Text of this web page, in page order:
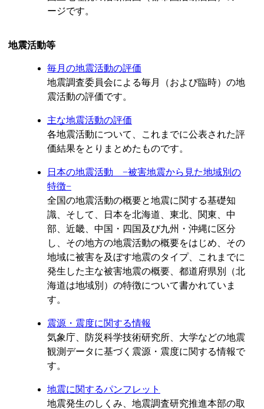
ージです。
震活動等
毎月の地震活動の評価
地震調査委員会による毎月（および臨時）の地
震活動の評価です。
主な地震活動の評価
各地震活動について、これまでに公表された評
価結果をとりまとめたものです。
日本の地震活動 −被害地震から見た地域別の
特徴−
全国の地震活動の概要と地震に関する基礎知
識、そして、日本を北海道、東北、関東、中
部、近畿、中国・四国及び九州・沖縄に区分
し、その地方の地震活動の概要をはじめ、その
地域に被害を及ぼす地震のタイプ、これまでに
発生した主な被害地震の概要、都道府県別（北
海道は地域別）の特徴について書かれていま
す。
震源・震度に関する情報
気象庁、防災科学技術研究所、大学などの地震
観測データに基づく震源・震度に関する情報で
す。
地震に関するパンフレット
地震発生のしくみ、地震調査研究推進本部の取